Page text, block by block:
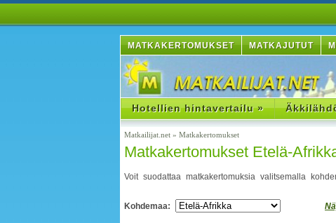
MATKAKERTOMUKSET MATKAJUTUT
Hotellien hintavertailu »
Matkailijat.net » Matkakertomukset
Matkakertomukset Etelä-
Voit suodattaa matkakertomuksia valitsemalla
Kohdemaa: